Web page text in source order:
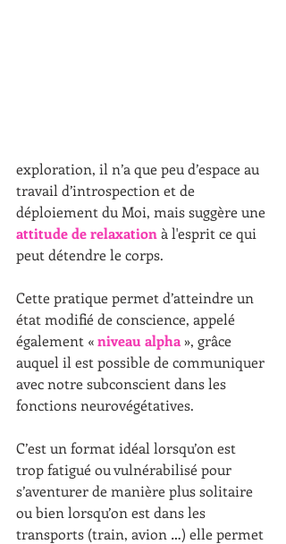
exploration, il n’a que peu d’espace au
travail d’introspection et de
déploiement du Moi, mais suggère une
attitude de relaxation à l'esprit ce qui
peut détendre le corps.
Cette pratique permet d’atteindre un
état modifié de conscience, appelé
également « niveau alpha », grâce
auquel il est possible de communiquer
avec notre subconscient dans les
fonctions neurovégétatives.
C’est un format idéal lorsqu’on est
trop fatigué ou vulnérabilisé pour
s’aventurer de manière plus solitaire
ou bien lorsqu’on est dans les
transports (train, avion …) elle permet